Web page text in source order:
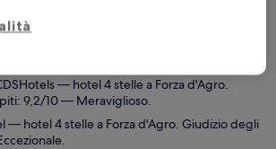
— hotel 4 stelle a Forza d'Agro.
9,2/10 — Meraviglioso.
— hotel 4 stelle a Forza d'Agro. Giudizio degli